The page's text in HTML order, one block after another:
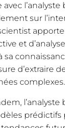
l’analyste
sur
et
d’extraire
complexes.